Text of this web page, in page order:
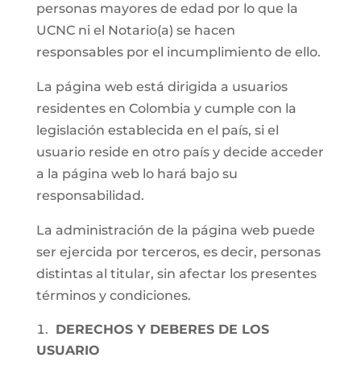
personas mayores de edad por lo que la
UCNC ni el Notario(a) se hacen
responsables por el incumplimiento de ello.
La página web está dirigida a usuarios
residentes en Colombia y cumple con la
legislación establecida en el país, si el
usuario reside en otro país y decide acceder
a la página web lo hará bajo su
responsabilidad.
La administración de la página web puede
ser ejercida por terceros, es decir, personas
distintas al titular, sin afectar los presentes
términos y condiciones.
DERECHOS Y DEBERES DE LOS
USUARIO